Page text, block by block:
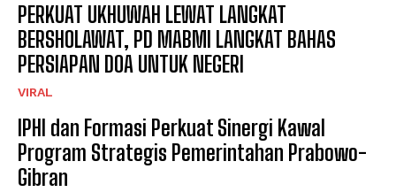
PERKUAT UKHUWAH LEWAT LANGKAT
BERSHOLAWAT, PD MABMI LANGKAT BAHAS
PERSIAPAN DOA UNTUK NEGERI
VIRAL
IPHI dan Formasi Perkuat Sinergi Kawal
Program Strategis Pemerintahan Prabowo-
Gibran